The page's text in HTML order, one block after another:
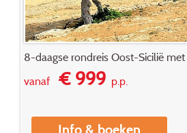
8-daagse rondreis Oost-Sicilië met
vanaf€ 999p.p.
Info & boeken